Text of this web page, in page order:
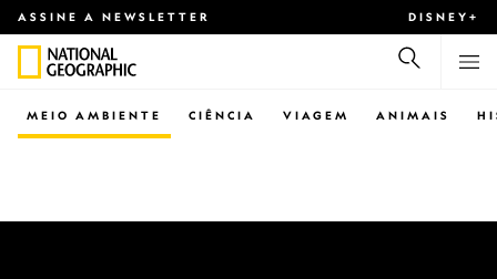
ASSINE A NEWSLETTER DISNEY+
CIÊNCIA VIAGEM ANIMAIS
MEIO AMBIENTE